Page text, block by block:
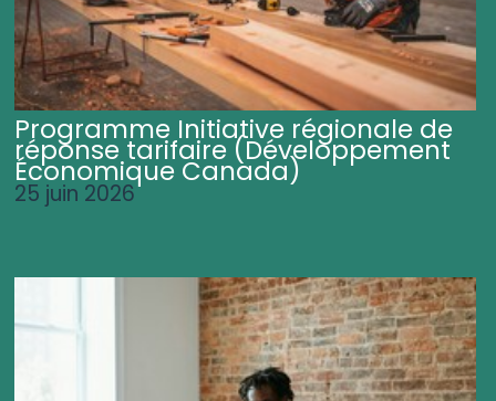
Programme Initiative régionale de
réponse tarifaire (Développement
Économique Canada)
25 juin 2026